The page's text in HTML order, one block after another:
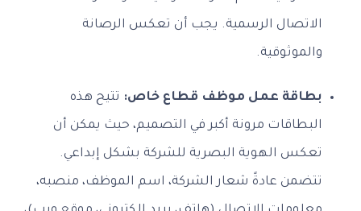
الرسمية. يجب أن تعكس الرصانة
عمل موظف قطاع خاص:تتيح هذه
مرونة أكبر في التصميم، حيث يمكن أن
الهوية البصرية للشركة بشكل إبداعي.
عادةً شعار الشركة، اسم الموظف، منصبه،